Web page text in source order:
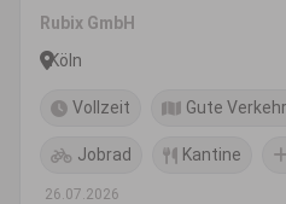
Rubix GmbH
Köln
Vollzeit Gute
Jobrad Kantine
26.07.2026